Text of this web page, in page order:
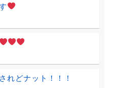
れどナット！！！